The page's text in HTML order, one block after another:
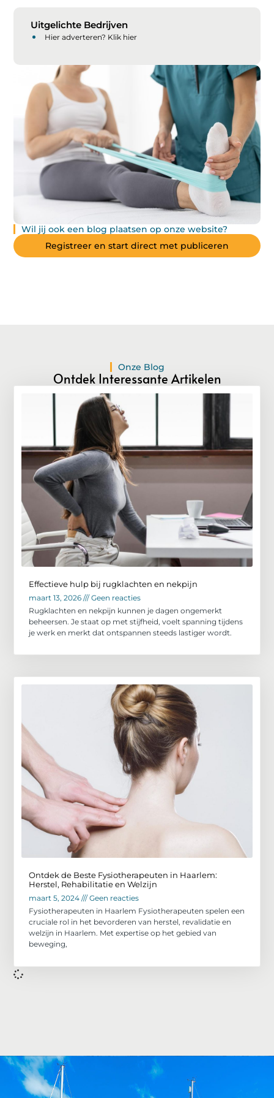
Uitgelichte Bedrijven
Hier adverteren? Klik hier
Wil jij ook een blog plaatsen op onze website?
Registreer en start direct met publiceren
Onze Blog
Ontdek Interessante Artikelen
Effectieve hulp bij rugklachten en nekpijn
maart 13, 2026
Geen reacties
Rugklachten en nekpijn kunnen je dagen ongemerkt
beheersen. Je staat op met stijfheid, voelt spanning tijdens
je werk en merkt dat ontspannen steeds lastiger wordt.
Ontdek de Beste Fysiotherapeuten in Haarlem:
Herstel, Rehabilitatie en Welzijn
maart 5, 2024
Geen reacties
Fysiotherapeuten in Haarlem Fysiotherapeuten spelen een
cruciale rol in het bevorderen van herstel, revalidatie en
welzijn in Haarlem. Met expertise op het gebied van
beweging,